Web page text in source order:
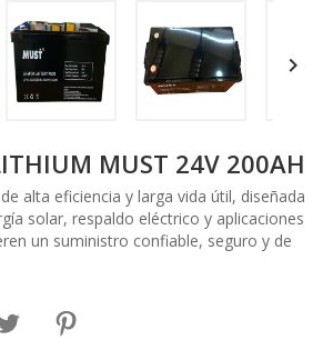

MUST 24V 200AH
alta eficiencia y larga vida útil, diseñada
solar, respaldo eléctrico y aplicaciones
un suministro confiable, seguro y de